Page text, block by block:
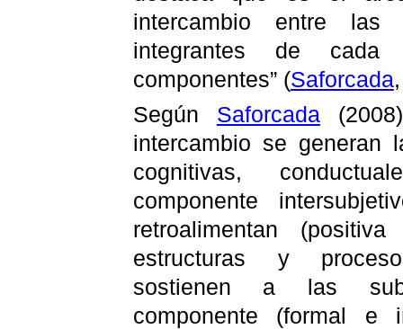
intercambio entre las
integrantes de
componentes” (Saforcada
Según Saforcada
intercambio se generan
cognitivas,
componente
retroalimentan
estructuras y
sostienen a las
componente (formal e